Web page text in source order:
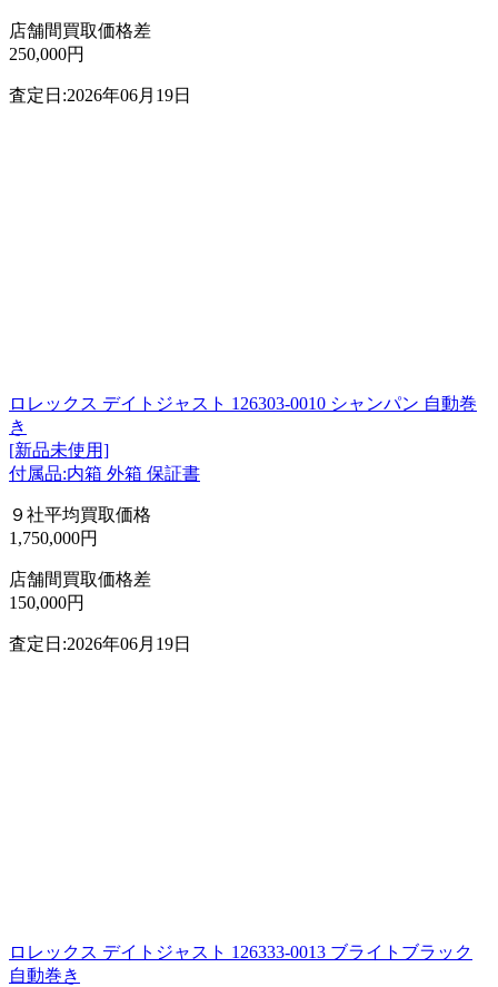
店舗間買取価格差
250,000円
査定日:2026年06月19日
ロレックス デイトジャスト 126303-0010 シャンパン 自動巻
き
[新品未使用]
付属品:内箱 外箱 保証書
９社平均買取価格
1,750,000円
店舗間買取価格差
150,000円
査定日:2026年06月19日
ロレックス デイトジャスト 126333-0013 ブライトブラック
自動巻き